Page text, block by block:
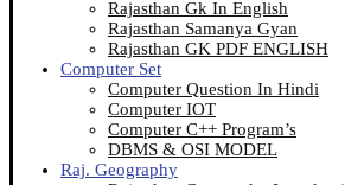
Rajasthan Gk In English
Rajasthan Samanya Gyan
Rajasthan GK PDF ENGLISH
Computer Set
Computer Question In Hindi
Computer IOT
Computer C++ Program’s
DBMS & OSI MODEL
Raj. Geography